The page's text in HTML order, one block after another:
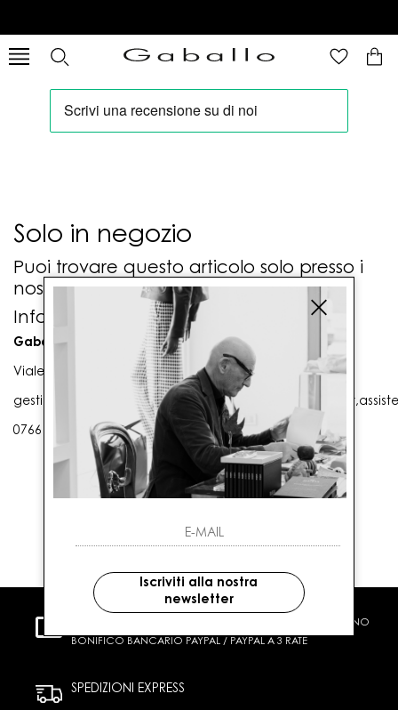
Solo in negozio
Puoi trovare questo articolo solo presso i
nostri punti vendita:
Info contatti
Gaballo Mario srl
Viale G. Matteotti n. 23 00053 Civitavecchia (RM)
0766 25656
CARTA DI CREDITO CONTRASSEGNO
BONIFICO BANCARIO PAYPAL / PAYPAL A 3 RATE
SPEDIZIONI EXPRESS
Iscriviti alla nostra
newsletter